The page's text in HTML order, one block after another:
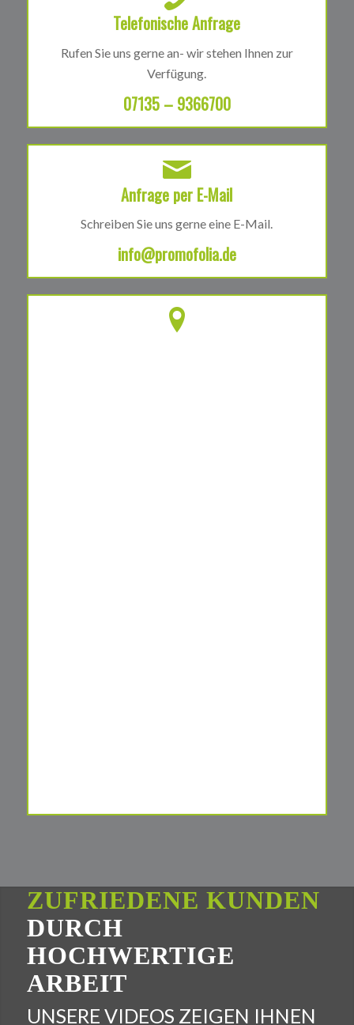
Telefonische Anfrage
Rufen Sie uns gerne an- wir stehen Ihnen zur
Verfügung.
07135 – 9366700
Anfrage per E-Mail
Schreiben Sie uns gerne eine E-Mail.
info@promofolia.de
ZUFRIEDENE KUNDEN
DURCH
HOCHWERTIGE
ARBEIT
UNSERE VIDEOS ZEIGEN IHNEN